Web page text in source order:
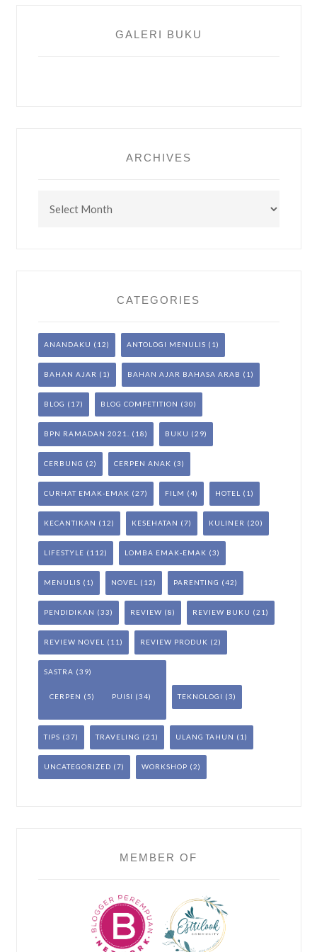
GALERI BUKU
ARCHIVES
CATEGORIES
ANANDAKU (12) ANTOLOGI MENULIS (1)
BAHAN AJAR (1) BAHAN AJAR BAHASA ARAB (1)
BLOG (17) BLOG COMPETITION (30)
BPN RAMADAN 2021. (18) BUKU (29)
CERBUNG (2) CERPEN ANAK (3)
CURHAT EMAK-EMAK (27) FILM (4) HOTEL (1)
KECANTIKAN (12) KESEHATAN (7) KULINER (20)
LIFESTYLE (112) LOMBA EMAK-EMAK (3)
MENULIS (1) NOVEL (12) PARENTING (42)
PENDIDIKAN (33) REVIEW (8) REVIEW BUKU (21)
REVIEW NOVEL (11) REVIEW PRODUK (2)
SASTRA (39)
CERPEN (5) PUISI (34) TEKNOLOGI (3)
TIPS (37) TRAVELING (21) ULANG TAHUN (1)
UNCATEGORIZED (7) WORKSHOP (2)
MEMBER OF